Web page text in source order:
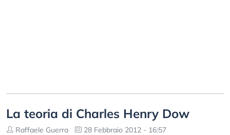
La teoria di Charles Henry Dow
Raffaele Guerra 28 Febbraio 2012 - 16:57